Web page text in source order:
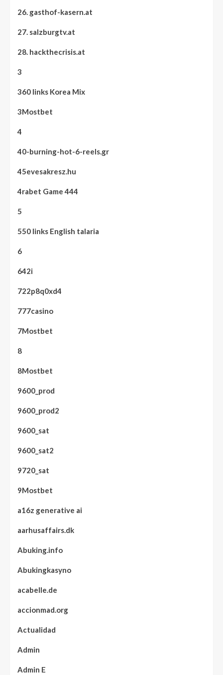
26. gasthof-kasern.at
27. salzburgtv.at
28. hackthecrisis.at
3
360 links Korea Mix
3Mostbet
4
40-burning-hot-6-reels.gr
45evesakresz.hu
4rabet Game 444
5
550 links English talaria
6
642i
722p8q0xd4
777casino
7Mostbet
8
8Mostbet
9600_prod
9600_prod2
9600_sat
9600_sat2
9720_sat
9Mostbet
a16z generative ai
aarhusaffairs.dk
Abuking.info
Abukingkasyno
acabelle.de
accionmad.org
Actualidad
Admin
Admin E